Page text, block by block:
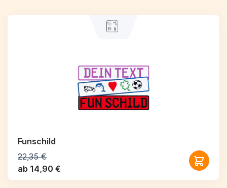
Funschild
22,35 €
ab 14,90 €